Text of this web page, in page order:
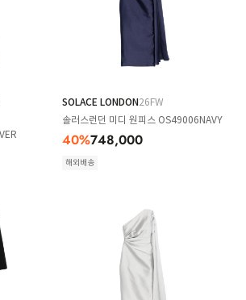
SOLACE LONDON26FW
솔러스런던 미디 원피스 OS49006NAVY
40%748,000
해외배송